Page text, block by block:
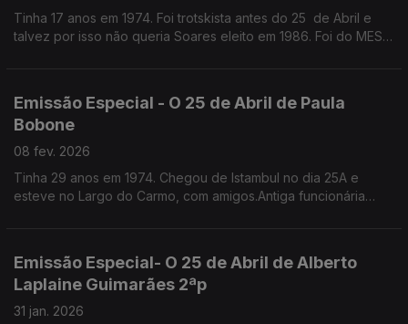
Tinha 17 anos em 1974. Foi trotskista antes do 25 de Abril e
talvez por isso não queria Soares eleito em 1986. Foi do MES,
Emissão Especial - O 25 de Abril de Paula
Bobone
08 fev. 2026
Tinha 29 anos em 1974. Chegou de Istambul no dia 25A e
esteve no Largo do Carmo, com amigos.Antiga funcionária
Emissão Especial- O 25 de Abril de Alberto
Laplaine Guimarães 2ªp
31 jan. 2026